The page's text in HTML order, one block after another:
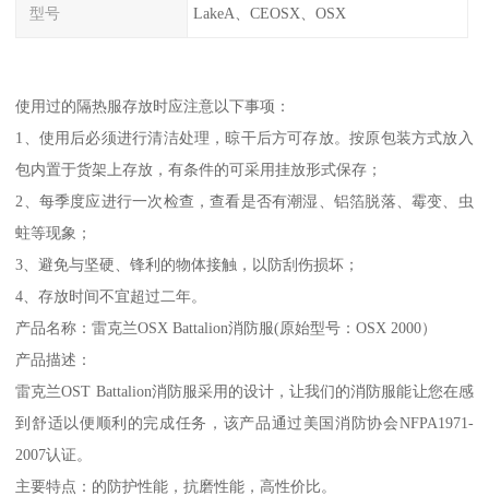
型号 LakeA、CEOSX、OSX
使用过的隔热服存放时应注意以下事项：
1、使用后必须进行清洁处理，晾干后方可存放。按原包装方式放入
包内置于货架上存放，有条件的可采用挂放形式保存；
2、每季度应进行一次检查，查看是否有潮湿、铝箔脱落、霉变、虫
蛀等现象；
3、避免与坚硬、锋利的物体接触，以防刮伤损坏；
4、存放时间不宜超过二年。
产品名称：雷克兰OSX Battalion消防服(原始型号：OSX 2000）
产品描述：
雷克兰OST Battalion消防服采用的设计，让我们的消防服能让您在感
到舒适以便顺利的完成任务，该产品通过美国消防协会NFPA1971-
2007认证。
主要特点：的防护性能，抗磨性能，高性价比。